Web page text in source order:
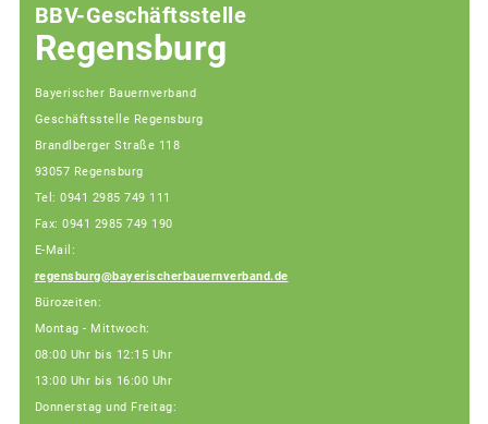
BBV-Geschäftsstelle
Regensburg
Bayerischer Bauernverband
Geschäftsstelle Regensburg
Brandlberger Straße 118
93057 Regensburg
Tel: 0941 2985 749 111
Fax: 0941 2985 749 190
E-Mail:
regensburg@bayerischerbauernverband.de
Bürozeiten:
Montag - Mittwoch:
08:00 Uhr bis 12:15 Uhr
13:00 Uhr bis 16:00 Uhr
Donnerstag und Freitag: